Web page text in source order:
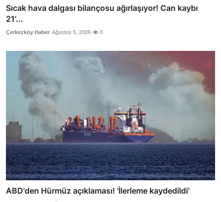
Sıcak hava dalgası bilançosu ağırlaşıyor! Can kaybı
21'...
Çerkezköy Haber Ağustos 5, 2026 0
ABD'den Hürmüz açıklaması! 'İlerleme kaydedildi'